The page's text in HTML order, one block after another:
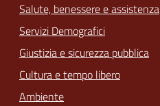
Salute, benessere e assistenza
Servizi Demografici
Giustizia e sicurezza pubblica
Cultura e tempo libero
Ambiente